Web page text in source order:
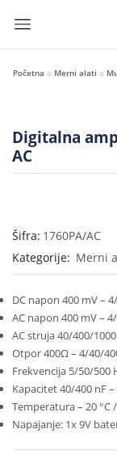
Početna Merni alati
Digitalna
AC
Šifra: 1760PA/AC
Kategorije: Merni
DC napon 400 mV –
AC napon 400 mV –
AC struja 40/400/
Otpor 400Ω – 4/40/
Frekvencija 5/50/500
Kapacitet 40/400 nF
Temperatura – 20 °C
Napajanje: 1x 9V